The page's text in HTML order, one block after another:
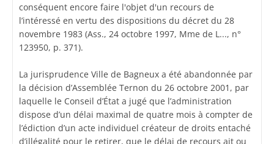
conséquent encore faire l'objet d'un recours de
l’intéressé en vertu des dispositions du décret du 28
novembre 1983 (Ass., 24 octobre 1997, Mme de L..., n°
123950, p. 371).
La jurisprudence Ville de Bagneux a été abandonnée par
la décision d’Assemblée Ternon du 26 octobre 2001, par
laquelle le Conseil d’État a jugé que l’administration
dispose d’un délai maximal de quatre mois à compter de
l’édiction d’un acte individuel créateur de droits entaché
d’illégalité pour le retirer, que le délai de recours ait ou